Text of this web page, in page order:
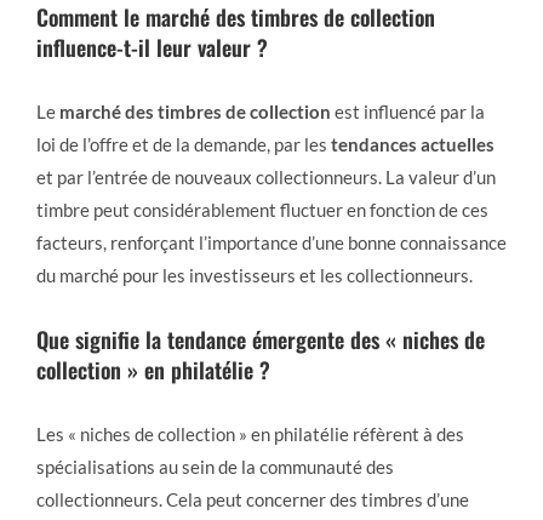
Comment le marché des timbres de collection
influence-t-il leur valeur ?
Le marché des timbres de collection est influencé par la
loi de l’offre et de la demande, par les tendances actuelles
et par l’entrée de nouveaux collectionneurs. La valeur d’un
timbre peut considérablement fluctuer en fonction de ces
facteurs, renforçant l’importance d’une bonne connaissance
du marché pour les investisseurs et les collectionneurs.
Que signifie la tendance émergente des « niches de
collection » en philatélie ?
Les « niches de collection » en philatélie réfèrent à des
spécialisations au sein de la communauté des
collectionneurs. Cela peut concerner des timbres d’une